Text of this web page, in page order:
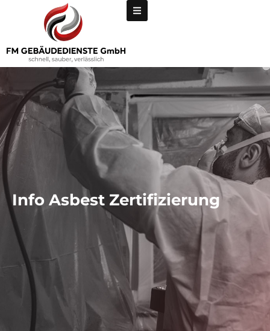
Info Asbest Zertifizierung